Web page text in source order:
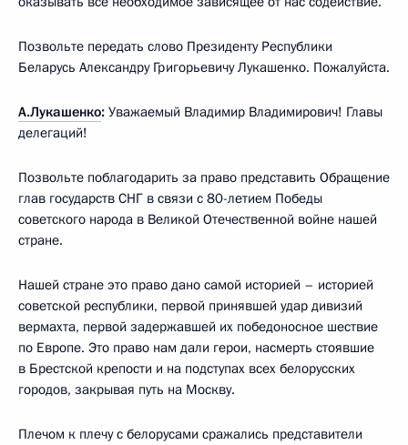
Позвольте передать слово Президенту Республики
Беларусь Александру Григорьевичу Лукашенко. Пожалуйста.
А.Лукашенко: Уважаемый Владимир Владимирович! Главы
делегаций!
Позвольте поблагодарить за право представить Обращение
глав государств СНГ в связи с 80-летием Победы
советского народа в Великой Отечественной войне нашей
стране.
Нашей стране это право дано самой историей – историей
советской республики, первой принявшей удар дивизий
вермахта, первой задержавшей их победоносное шествие
по Европе. Это право нам дали герои, насмерть стоявшие
в Брестской крепости и на подступах всех белорусских
городов, закрывая путь на Москву.
Плечом к плечу с белорусами сражались представители